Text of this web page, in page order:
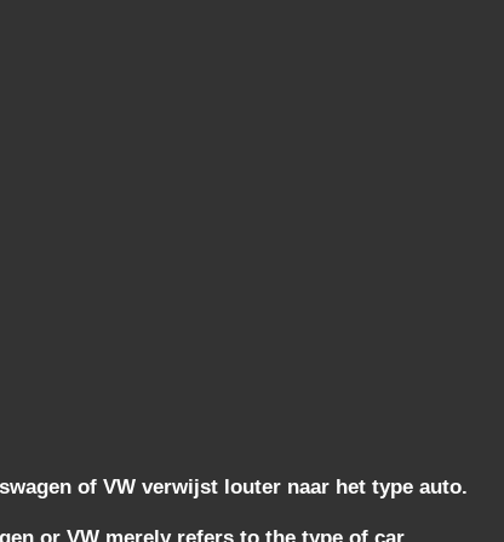
of VW verwijst louter naar het type auto.